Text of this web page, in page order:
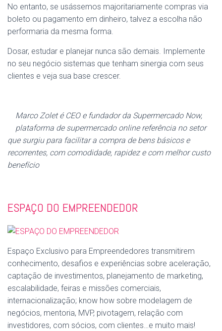
No entanto, se usássemos majoritariamente compras via
boleto ou pagamento em dinheiro, talvez a escolha não
performaria da mesma forma.
Dosar, estudar e planejar nunca são demais. Implemente
no seu negócio sistemas que tenham sinergia com seus
clientes e veja sua base crescer.
Marco Zolet é CEO e fundador da Supermercado Now,
plataforma de supermercado online referência no setor
que surgiu para facilitar a compra de bens básicos e
recorrentes, com comodidade, rapidez e com melhor custo
benefício
ESPAÇO DO EMPREENDEDOR
Espaço Exclusivo para Empreendedores transmitirem
conhecimento, desafios e experiências sobre aceleração,
captação de investimentos, planejamento de marketing,
escalabilidade, feiras e missões comerciais,
internacionalização; know how sobre modelagem de
negócios, mentoria, MVP, pivotagem, relação com
investidores, com sócios, com clientes…e muito mais!